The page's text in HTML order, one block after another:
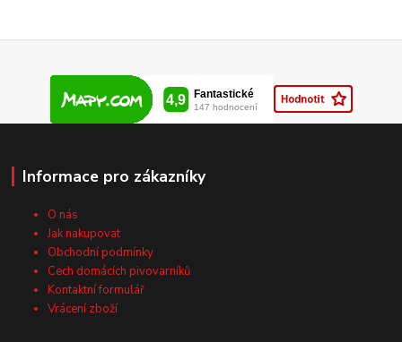
Informace pro zákazníky
O nás
Jak nakupovat
Obchodní podmínky
Cech domácích pivovarníků
Kontaktní formulář
Vrácení zboží